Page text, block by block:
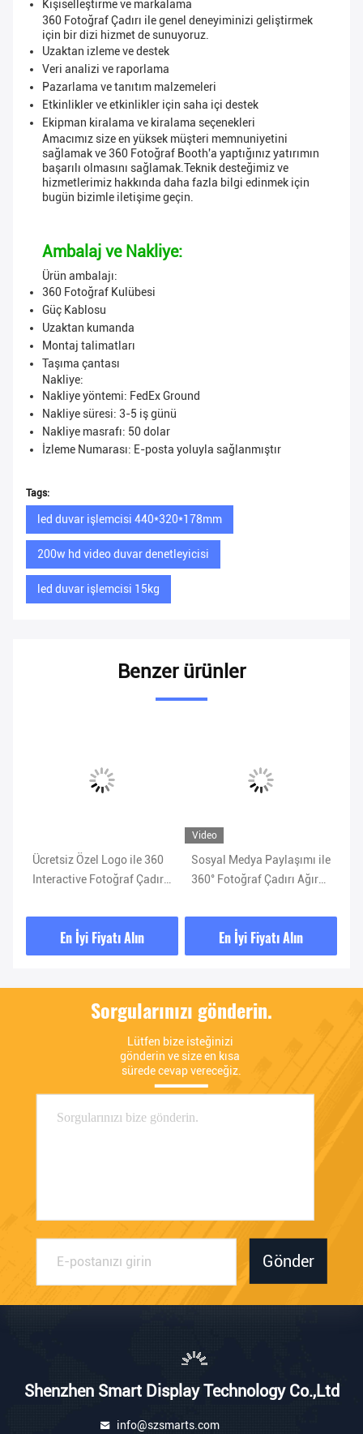
Kişiselleştirme ve markalama
360 Fotoğraf Çadırı ile genel deneyiminizi geliştirmek
için bir dizi hizmet de sunuyoruz.
Uzaktan izleme ve destek
Veri analizi ve raporlama
Pazarlama ve tanıtım malzemeleri
Etkinlikler ve etkinlikler için saha içi destek
Ekipman kiralama ve kiralama seçenekleri
Amacımız size en yüksek müşteri memnuniyetini
sağlamak ve 360 Fotoğraf Booth'a yaptığınız yatırımın
başarılı olmasını sağlamak.Teknik desteğimiz ve
hizmetlerimiz hakkında daha fazla bilgi edinmek için
bugün bizimle iletişime geçin.
Ambalaj ve Nakliye:
Ürün ambalajı:
360 Fotoğraf Kulübesi
Güç Kablosu
Uzaktan kumanda
Montaj talimatları
Taşıma çantası
Nakliye:
Nakliye yöntemi: FedEx Ground
Nakliye süresi: 3-5 iş günü
Nakliye masrafı: 50 dolar
İzleme Numarası: E-posta yoluyla sağlanmıştır
Tags:
led duvar işlemcisi 440*320*178mm
200w hd video duvar denetleyicisi
led duvar işlemcisi 15kg
Benzer ürünler
Ücretsiz Özel Logo ile 360
Interactive Fotoğraf Çadırı
Metal doku
En İyi Fiyatı Alın
Video
Sosyal Medya Paylaşımı ile
360° Fotoğraf Çadırı Ağır
Dönüş Fonksiyonu
En İyi Fiyatı Alın
Sorgularınızı gönderin.
Lütfen bize isteğinizi
gönderin ve size en kısa
sürede cevap vereceğiz.
Gönder
Shenzhen Smart Display Technology Co.,Ltd
info@szsmarts.com